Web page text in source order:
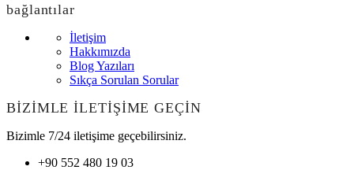
bağlantılar
İletişim
Hakkımızda
Blog Yazıları
Sıkça Sorulan Sorular
BİZİMLE İLETİŞİME GEÇİN
Bizimle 7/24 iletişime geçebilirsiniz.
+90 552 480 19 03